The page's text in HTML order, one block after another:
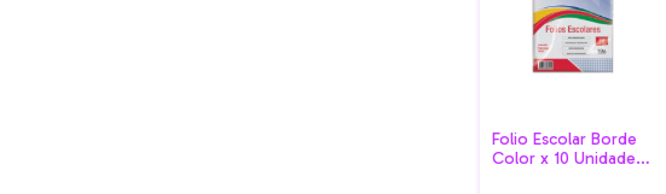
Folio Escolar Borde
Color x 10 Unidades